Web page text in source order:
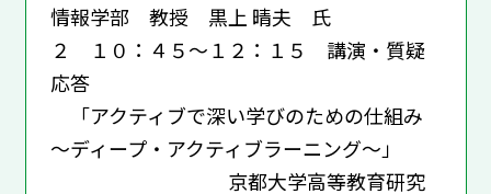
情報学部 教授 黒上 晴夫 氏
２ １０：４５～１２：１５ 講演・質疑
応答
「アクティブで深い学びのための仕組み
～ディープ・アクティブラーニング～」
京都大学高等教育研究